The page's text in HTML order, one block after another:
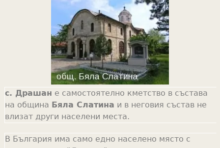
с. Драшан е самостоятелно кметство в състава
на община Бяла Слатина и в неговия състав не
влизат други населени места.
В България има само едно населено място с